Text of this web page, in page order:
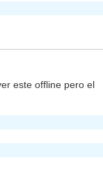
este offline pero el